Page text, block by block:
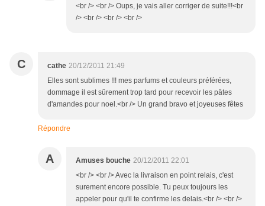
<br /> <br /> Oups, je vais aller corriger de suite!!!<br
/> <br /> <br /> <br />
C cathe 20/12/2011 21:49
Elles sont sublimes !!! mes parfums et couleurs préférées,
dommage il est sûrement trop tard pour recevoir les pâtes
d'amandes pour noel.<br /> Un grand bravo et joyeuses fêtes
Répondre
A Amuses bouche 20/12/2011 22:01
<br /> <br /> Avec la livraison en point relais, c'est
surement encore possible. Tu peux toujours les
appeler pour qu'il te confirme les delais.<br /> <br />